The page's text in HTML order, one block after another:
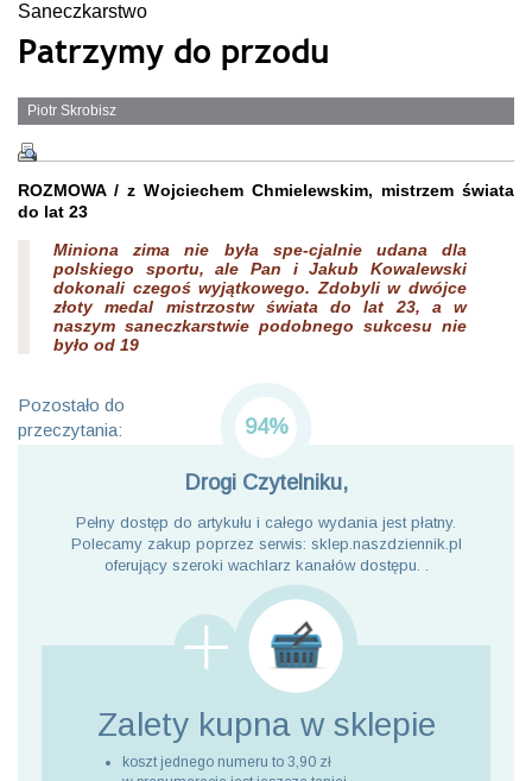
Saneczkarstwo
Patrzymy do przodu
Piotr Skrobisz
ROZMOWA / z Wojciechem Chmielewskim, mistrzem świata
do lat 23
Miniona zima nie była spe-cjalnie udana dla
polskiego sportu, ale Pan i Jakub Kowalewski
dokonali czegoś wyjątkowego. Zdobyli w dwójce
złoty medal mistrzostw świata do lat 23, a w
naszym saneczkarstwie podobnego sukcesu nie
było od 19
Pozostało do
przeczytania:
94%
Drogi Czytelniku,
Pełny dostęp do artykułu i całego wydania jest płatny.
Polecamy zakup poprzez serwis: sklep.naszdziennik.pl
oferujący szeroki wachlarz kanałów dostępu. .
Zalety kupna w sklepie
koszt jednego numeru to 3,90 zł